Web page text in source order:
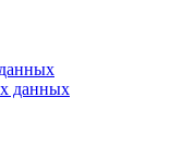
данных